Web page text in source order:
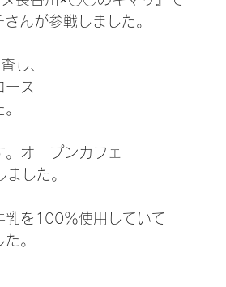
んが参戦しました。
し、
ス
オープンカフェ
した。
乳を100％使用していて
。